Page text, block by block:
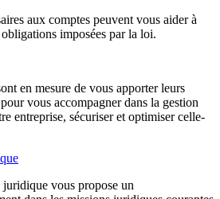
aux comptes peuvent vous aider à
imposées par la loi.
en mesure de vous apporter leurs
vous accompagner dans la gestion
entreprise, sécuriser et optimiser celle-
vous propose un